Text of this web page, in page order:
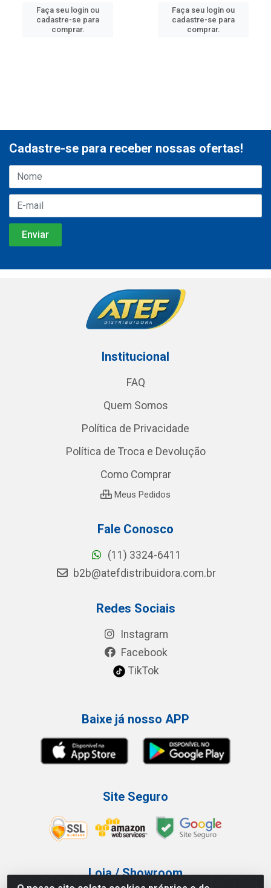
Faça seu login ou
cadastre-se para
comprar.
Faça seu login ou
cadastre-se para
comprar.
Cadastre-se para receber nossas ofertas!
Institucional
FAQ
Quem Somos
Política de Privacidade
Política de Troca e Devolução
Como Comprar
Meus Pedidos
Fale Conosco
(11) 3324-6411
b2b@atefdistribuidora.com.br
Redes Sociais
Instagram
Facebook
TikTok
Baixe já nosso APP
Site Seguro
Loja / Showroom